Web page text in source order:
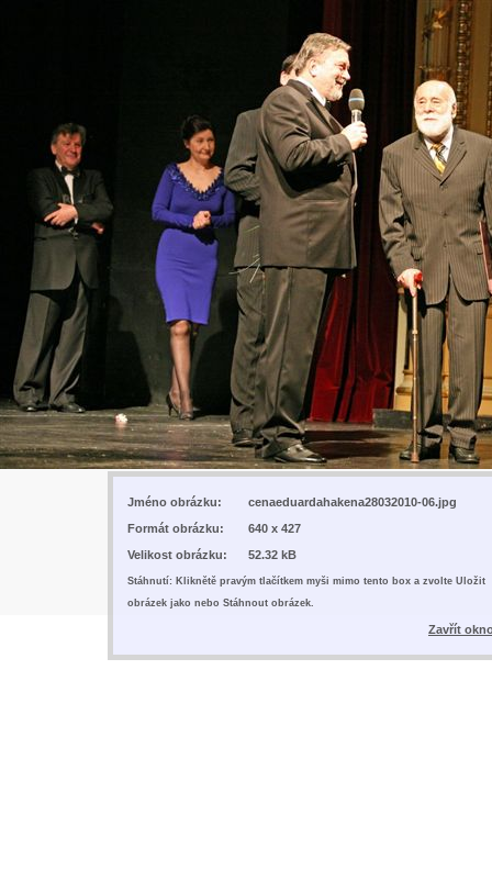
Jméno obrázku:
cenaeduardahakena28032010-06.jpg
Formát obrázku:
640 x 427
Velikost obrázku:
52.32 kB
Stáhnutí: Kliknětě pravým tlačítkem myši mimo tento box a zvolte Uložit
obrázek jako nebo Stáhnout obrázek.
Zavřít